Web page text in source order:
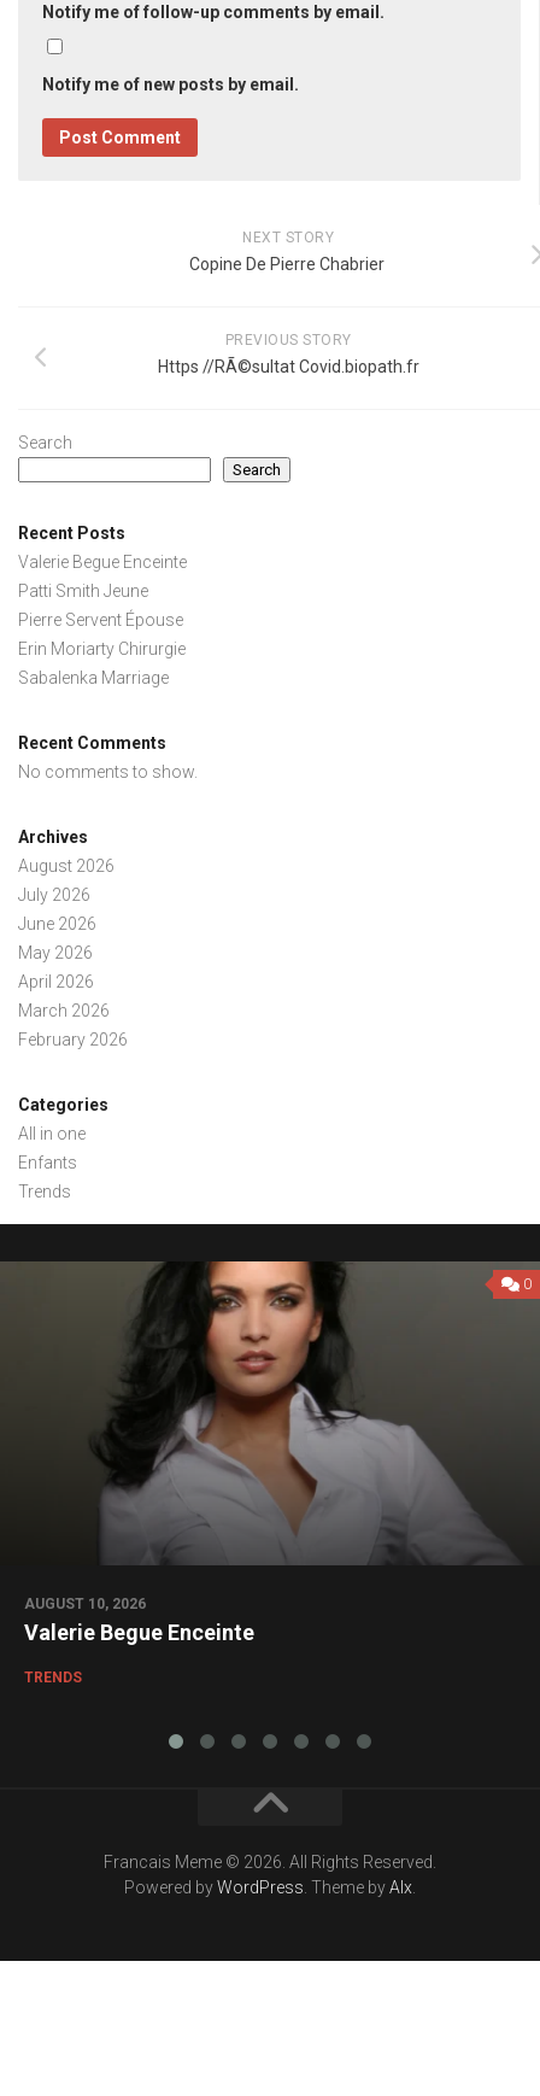
Notify me of follow-up comments by email.
Notify me of new posts by email.
NEXT STORY
Copine De Pierre Chabrier
PREVIOUS STORY
Https //RÃ©sultat Covid.biopath.fr
Search
Search
Recent Posts
Valerie Begue Enceinte
Patti Smith Jeune
Pierre Servent Épouse
Erin Moriarty Chirurgie
Sabalenka Marriage
Recent Comments
No comments to show.
Archives
August 2026
July 2026
June 2026
May 2026
April 2026
March 2026
February 2026
Categories
All in one
Enfants
Trends
0
AUGUST 10, 2026
Valerie Begue Enceinte
TRENDS
Francais Meme © 2026. All Rights Reserved.
Powered byWordPress. Theme byAlx.